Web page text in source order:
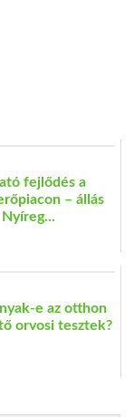
fejlődés a
– állás
Nyíreg...
e az otthon
orvosi tesztek?